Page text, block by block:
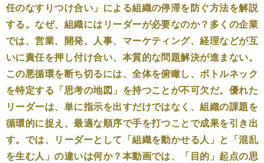
任のなすりつけ合い」による組織の停滞を防ぐ方法を解説
する。なぜ、組織にはリーダーが必要なのか？多くの企業
では、営業、開発、人事、マーケティング、経理などが互
いに責任を押し付け合い、本質的な問題解決が進まない。
この悪循環を断ち切るには、全体を俯瞰し、ボトルネック
を特定する「思考の地図」を持つことが不可欠だ。優れた
リーダーは、単に指示を出すだけではなく、組織の課題を
循環的に捉え、最適な順序で手を打つことで成果を引き出
す。では、リーダーとして「組織を動かせる人」と「混乱
を生む人」の違いは何か？本動画では、「目的」起点の思